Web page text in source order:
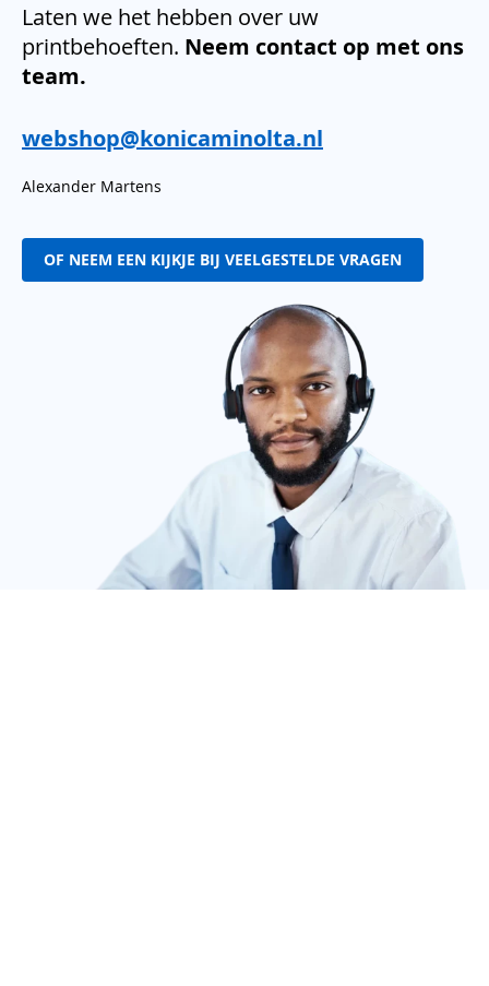
Laten we het hebben over uw
printbehoeften. Neem contact op met ons
team.
webshop@konicaminolta.nl
Alexander Martens
OF NEEM EEN KIJKJE BIJ VEELGESTELDE VRAGEN